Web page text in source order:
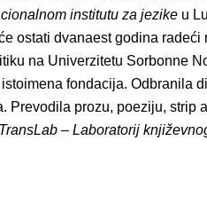
institutu za jezike u
ostati dvanaest godina
na Univerzitetu Sorbonne
fondacija. Odbranila
Prevodila prozu, poeziju, strip
TransLab – Laboratorij